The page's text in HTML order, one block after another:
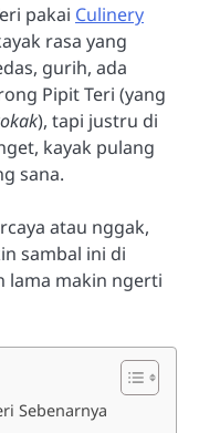
pakai Culinery
rasa yang
gurih, ada
Pipit Teri (yang
), tapi justru di
kayak pulang
sana.
atau nggak,
sambal ini di
lama makin ngerti
Sebenarnya